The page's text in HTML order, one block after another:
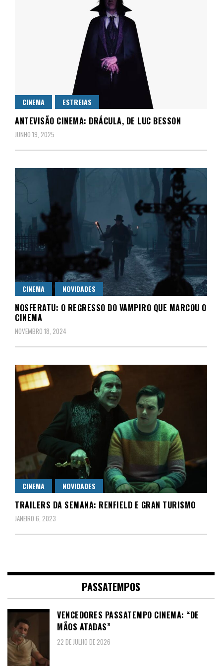
CINEMA ESTREIAS
ANTEVISÃO CINEMA: DRÁCULA, DE LUC BESSON
JUNHO 19, 2025
CINEMA NOVIDADES
NOSFERATU: O REGRESSO DO VAMPIRO QUE MARCOU O
CINEMA
NOVEMBRO 18, 2024
CINEMA NOVIDADES
TRAILERS DA SEMANA: RENFIELD E GRAN TURISMO
JANEIRO 6, 2023
PASSATEMPOS
VENCEDORES PASSATEMPO CINEMA: “DE
MÃOS ATADAS”
22 DE JULHO DE 2026